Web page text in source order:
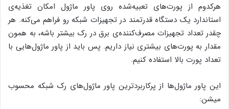
هرکدوم از پورت‌های تعبیه‌شده روی پاور ماژول امکان تغذیه‌ی
استاندارد یک دستگاه قدرتمند در تجهیزات شبکه رو فراهم می‌کنه. هر
چقدر تعداد تجهیزات مصرف‌کننده‌ی برق در رک بیشتر باشه، به همون
مقدار به پورت‌های بیشتری نیاز داریم. پس باید از پاور ماژول‌هایی با
تعداد پورت بالا استفاده کنیم.
این پاور ماژول‌ها از پرکاربردترین پاور ماژول‌های رک شبکه محسوب
میشن: